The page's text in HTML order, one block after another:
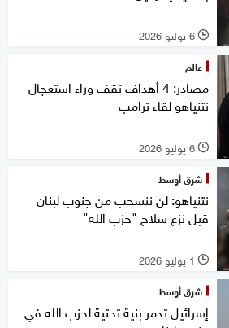
l 6 يوليو 2026
عالم
مصادر: 4 أهداف تقف وراء استعجال
نتنياهو لقاء ترامب
l 6 يوليو 2026
شرق أوسط
نتنياهو: لن ننسحب من جنوب لبنان
قبل نزع سلاح "حزب الله"
l 1 يوليو 2026
شرق أوسط
إسرائيل تدمر بنية تحتية لحزب الله في